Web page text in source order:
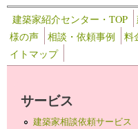
建築家紹介センター・TOP
様の声
相談・依頼事例 料
イトマップ
サービス
建築家相談依頼サービス